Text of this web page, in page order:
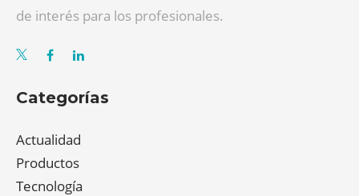
de interés para los profesionales.
Categorías
Actualidad
Productos
Tecnología